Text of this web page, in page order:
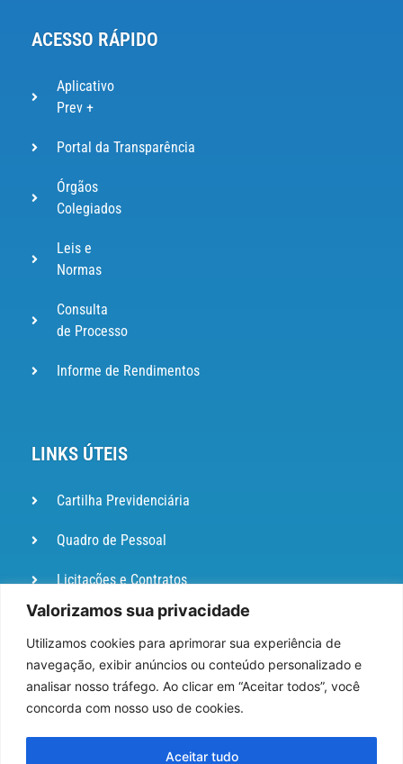
Valorizamos sua privacidade
Utilizamos cookies para aprimorar sua experiência de
navegação, exibir anúncios ou conteúdo personalizado e
analisar nosso tráfego. Ao clicar em “Aceitar todos”, você
concorda com nosso uso de cookies.
Aceitar tudo
ACESSO RÁPIDO
Aplicativo
Prev +
Portal da Transparência
Órgãos
Colegiados
Leis e
Normas
Consulta
de Processo
Informe de Rendimentos
LINKS ÚTEIS
Cartilha Previdenciária
Quadro de Pessoal
Licitações e Contratos
Portal de
Ouvidoria
DIÁRIO
OFICIAL
Pesquisa de Satisfação